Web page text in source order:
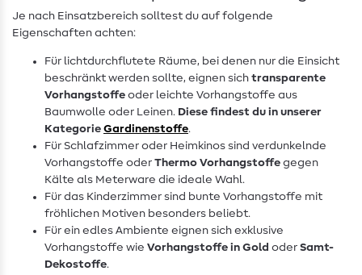
Je nach Einsatzbereich solltest du auf folgende
Eigenschaften achten:
Für lichtdurchflutete Räume, bei denen nur die Einsicht
beschränkt werden sollte, eignen sich transparente
Vorhangstoffe oder leichte Vorhangstoffe aus
Baumwolle oder Leinen. Diese findest du in unserer
Kategorie Gardinenstoffe.
Für Schlafzimmer oder Heimkinos sind verdunkelnde
Vorhangstoffe oder Thermo Vorhangstoffe gegen
Kälte als Meterware die ideale Wahl.
Für das Kinderzimmer sind bunte Vorhangstoffe mit
fröhlichen Motiven besonders beliebt.
Für ein edles Ambiente eignen sich exklusive
Vorhangstoffe wie Vorhangstoffe in Gold oder Samt-
Dekostoffe.